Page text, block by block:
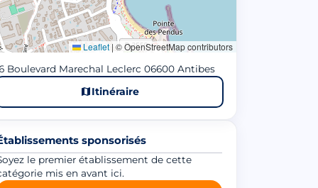
Leaflet | © OpenStreetMap contributors
Boulevard Marechal Leclerc 06600 Antibes
Itinéraire
sponsorisés
le premier établissement de cette
mis en avant ici.